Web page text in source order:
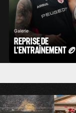
Galerie
REPRISE DE
L'ENTRAÎNEMENT 🏉